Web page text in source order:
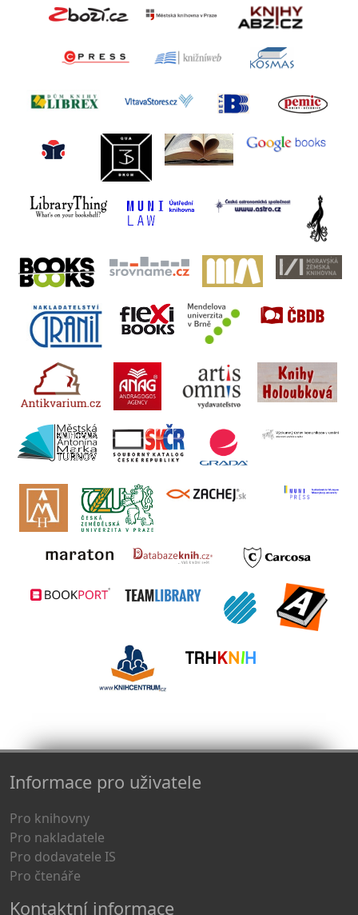
Informace pro uživatele
Pro knihovny
Pro nakladatele
Pro dodavatele IS
Pro čtenáře
Kontaktní informace